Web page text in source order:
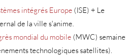
intégrés Europe (ISE) + Le
de la ville s'anime.
mondial du mobile (MWC) semaine
technologiques satellites).